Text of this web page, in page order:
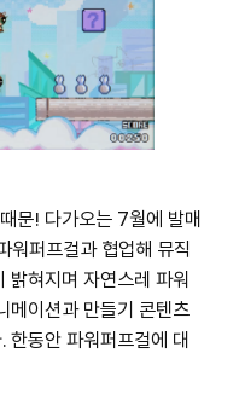
문! 다가오는 7월에 발매
퍼프걸과 협업해 뮤직
밝혀지며 자연스레 파워
메이션과 만들기 콘텐츠
한동안 파워퍼프걸에 대